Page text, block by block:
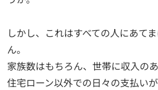
しかし、これはすべての人にあて
ん。
家族数はもちろん、世帯に収入の
住宅ローン以外での日々の支払い